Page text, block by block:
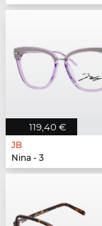
119,40 €
JB
Nina - 3